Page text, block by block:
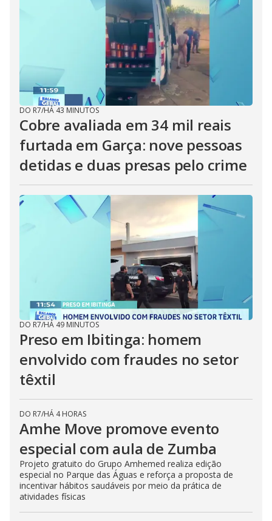
DO R7/HÁ 43 MINUTOS
Cobre avaliada em 34 mil reais
furtada em Garça: nove pessoas
detidas e duas presas pelo crime
DO R7/HÁ 49 MINUTOS
Preso em Ibitinga: homem
envolvido com fraudes no setor
têxtil
DO R7/HÁ 4 HORAS
Amhe Move promove evento
especial com aula de Zumba
Projeto gratuito do Grupo Amhemed realiza edição
especial no Parque das Águas e reforça a proposta de
incentivar hábitos saudáveis por meio da prática de
atividades físicas